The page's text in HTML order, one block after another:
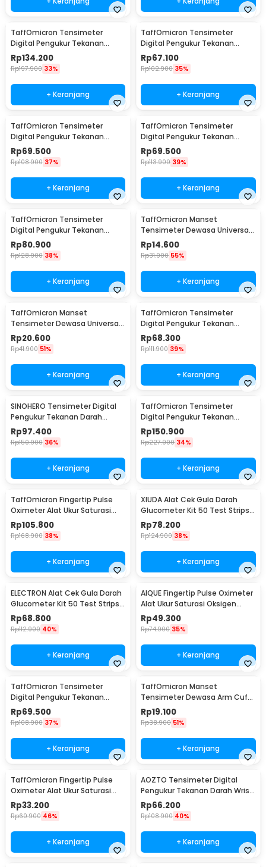
TaffOmicron Tensimeter
Digital Pengukur Tekanan
Darah Wrist Monitor Bahasa
Indonesia - RZ-204
Rp134.200
Rp197.900 33%
+ Keranjang
TaffOmicron Tensimeter
Digital Pengukur Tekanan
Darah Dual Power - BW-3205
Rp67.100
Rp102.900 35%
+ Keranjang
TaffOmicron Tensimeter
Digital Pengukur Tekanan
Darah English Voice - A01
Rp69.500
Rp108.900 37%
+ Keranjang
TaffOmicron Tensimeter
Digital Pengukur Tekanan
Darah Dual Power without
Voice - BW-750
Rp69.500
Rp113.900 39%
+ Keranjang
TaffOmicron Tensimeter
Digital Pengukur Tekanan
Darah Dual Power with Voice -
BW-750
Rp80.900
Rp128.900 38%
+ Keranjang
TaffOmicron Manset
Tensimeter Dewasa Universal
Arm Cuff Replacement 22-
32cm - B02
Rp14.600
Rp31.900 55%
+ Keranjang
TaffOmicron Manset
Tensimeter Dewasa Universal
Arm Cuff Replacement 22-
48cm - B02
Rp20.600
Rp41.900 51%
+ Keranjang
TaffOmicron Tensimeter
Digital Pengukur Tekanan
Darah Indonesia Voice - BW-
3205
Rp68.300
Rp111.900 39%
+ Keranjang
SINOHERO Tensimeter Digital
Pengukur Tekanan Darah
English Voice - GK102
Rp97.400
Rp150.900 36%
+ Keranjang
TaffOmicron Tensimeter
Digital Pengukur Tekanan
Darah Wrist Monitor - YK-BPW1
Rp150.900
Rp227.900 34%
+ Keranjang
TaffOmicron Fingertip Pulse
Oximeter Alat Ukur Saturasi
Oksigen Darah - YK-80B
Rp105.800
Rp168.900 38%
+ Keranjang
XIUDA Alat Cek Gula Darah
Glucometer Kit 50 Test Strips -
G058
Rp78.200
Rp124.900 38%
+ Keranjang
ELECTRON Alat Cek Gula Darah
Glucometer Kit 50 Test Strips -
HH-XT520
Rp68.800
Rp112.900 40%
+ Keranjang
AIQUE Fingertip Pulse Oximeter
Alat Ukur Saturasi Oksigen
Darah - TY-05
Rp49.300
Rp74.900 35%
+ Keranjang
TaffOmicron Tensimeter
Digital Pengukur Tekanan
Darah Indonesia Voice - A01
Rp69.500
Rp108.900 37%
+ Keranjang
TaffOmicron Manset
Tensimeter Dewasa Arm Cuff
Replacement 17-22cm - BX17
Rp19.100
Rp38.900 51%
+ Keranjang
TaffOmicron Fingertip Pulse
Oximeter Alat Ukur Saturasi
Oksigen Darah - A6
Rp33.200
Rp60.900 46%
+ Keranjang
AOZTO Tensimeter Digital
Pengukur Tekanan Darah Wrist
Monitor with Voice - BP-502
Rp66.200
Rp108.900 40%
+ Keranjang